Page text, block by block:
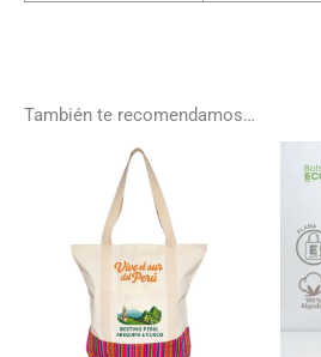
También te recomendamos…